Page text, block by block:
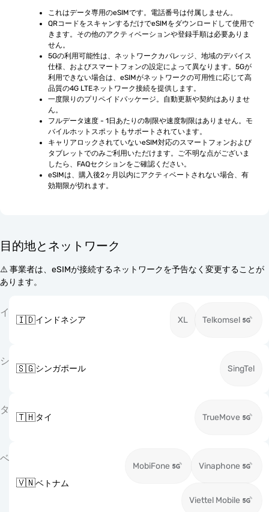
これはデータ専用のeSIMです。電話番号は付属しません。
QRコードをスキャンするだけでeSIMをダウンロードして使用で
きます。その他のアクティベーションや登録手順は必要ありま
せん。
5Gの利用可能性は、ネットワークカバレッジ、地域のデバイス
仕様、およびスマートフォンの設定によって異なります。5Gが
利用できない場合は、eSIMがネットワークの可用性に応じて高
品質の4G LTEネットワーク接続を提供します。
一度限りのプリペイドパッケージ。自動更新や契約はありませ
ん。
フルデータ速度 - 1日あたりの制限や速度制限はありません。モ
バイルホットスポットもサポートされています。
キャリアロックされていないeSIM対応のスマートフォンおよび
タブレットでのみご利用いただけます。ご不明な点がございま
したら、FAQセクションをご確認ください。
eSIMは、購入後2ヶ月以内にアクティベートされない場合、有
効期限が切れます。
目的地とネットワーク
⚠️ 事業者は、eSIMが接続するネットワークを予告なく変更することが
あります。
イ
🇮🇩インドネシア XL Telkomsel
シ
🇸🇬シンガポール SingTel
タ
🇹🇭タイ TrueMove
ベ
🇻🇳ベトナム
MobiFone Vinaphone
Viettel Mobile